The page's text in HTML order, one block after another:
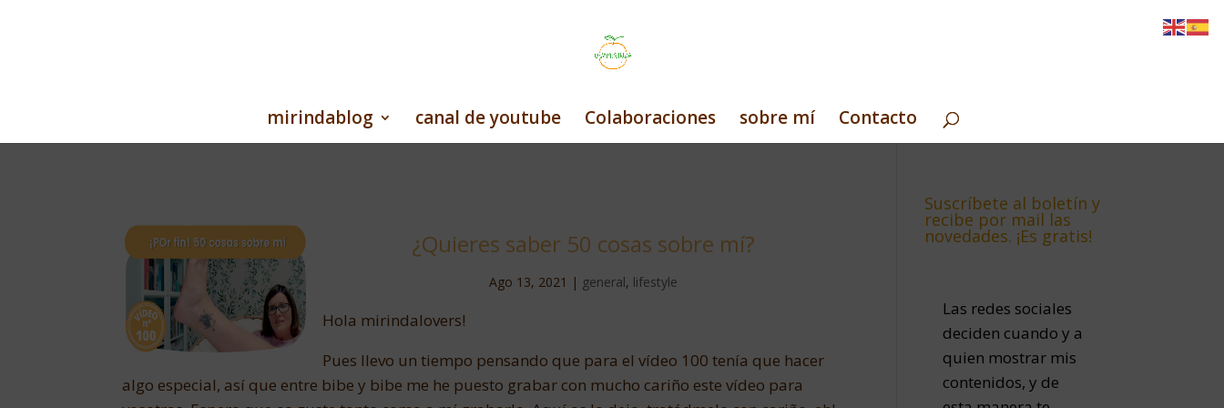
mirindablog canal de youtube Colaboraciones sobre mí Contacto
¿Quieres saber 50 cosas sobre mí?
Ago 13, 2021 | general, lifestyle
Hola mirindalovers!
Pues llevo un tiempo pensando que para el vídeo 100 tenía que hacer
algo especial, así que entre bibe y bibe me he puesto grabar con mucho cariño este vídeo para
Suscríbete al boletín y
recibe por mail las
novedades. ¡Es gratis!
Las redes sociales
deciden cuando y a
quien mostrar mis
contenidos, y de